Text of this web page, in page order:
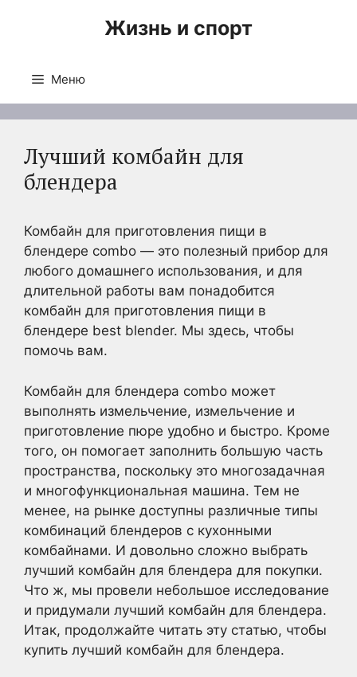
Жизнь и спорт
Меню
Лучший комбайн для
блендера
Комбайн для приготовления пищи в
блендере combo — это полезный прибор для
любого домашнего использования, и для
длительной работы вам понадобится
комбайн для приготовления пищи в
блендере best blender. Мы здесь, чтобы
помочь вам.
Комбайн для блендера combo может
выполнять измельчение, измельчение и
приготовление пюре удобно и быстро. Кроме
того, он помогает заполнить большую часть
пространства, поскольку это многозадачная
и многофункциональная машина. Тем не
менее, на рынке доступны различные типы
комбинаций блендеров с кухонными
комбайнами. И довольно сложно выбрать
лучший комбайн для блендера для покупки.
Что ж, мы провели небольшое исследование
и придумали лучший комбайн для блендера.
Итак, продолжайте читать эту статью, чтобы
купить лучший комбайн для блендера.